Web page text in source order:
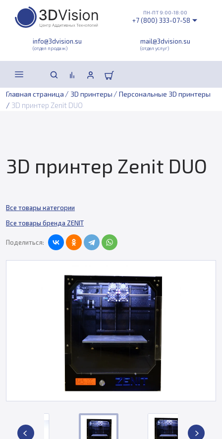
info@3dvision.su
(отдел продаж)
mail@3dvision.su
(отдел услуг)
ПН-ПТ 9:00-18:00
+7 (800) 333-07-58
Главная страница / 3D принтеры / Персональные 3D принтеры
/ 3D принтер Zenit DUO
3D принтер Zenit DUO
Все товары категории
Все товары бренда ZENIT
Поделиться: